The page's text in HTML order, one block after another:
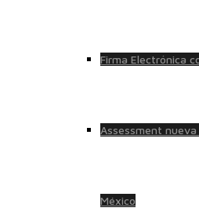
Firma Electrónica
Assessment nueva
México